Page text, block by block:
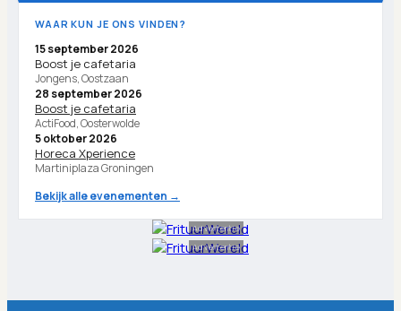
WAAR KUN JE ONS VINDEN?
15 september 2026
Boost je cafetaria
Jongens, Oostzaan
28 september 2026
Boost je cafetaria
ActiFood, Oosterwolde
5 oktober 2026
Horeca Xperience
Martiniplaza Groningen
Bekijk alle evenementen →
Advertentie
Advertentie